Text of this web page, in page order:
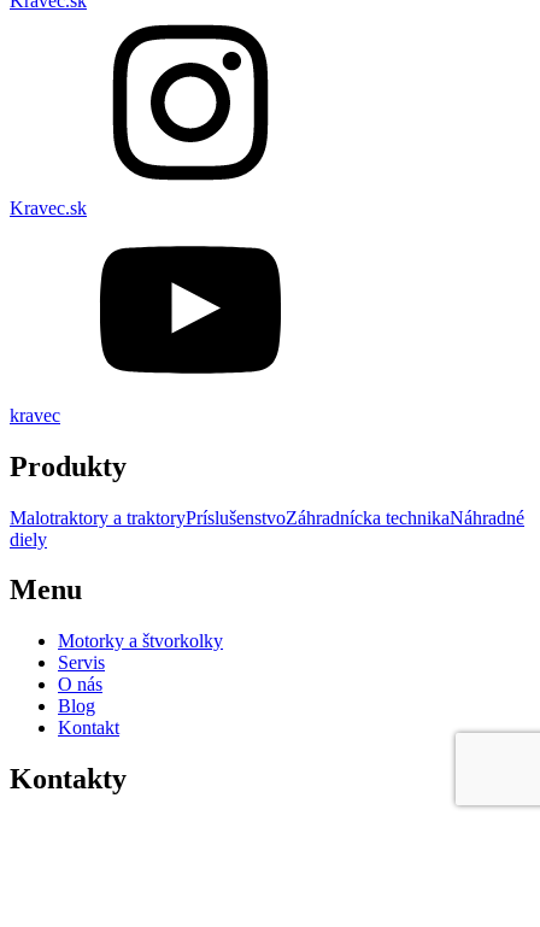
Kravec.sk
kravec
Produkty
Malotraktory a traktoryPríslušenstvoZáhradnícka technikaNáhradné
diely
Menu
Motorky a štvorkolky
Servis
O nás
Blog
Kontakt
Kontakty